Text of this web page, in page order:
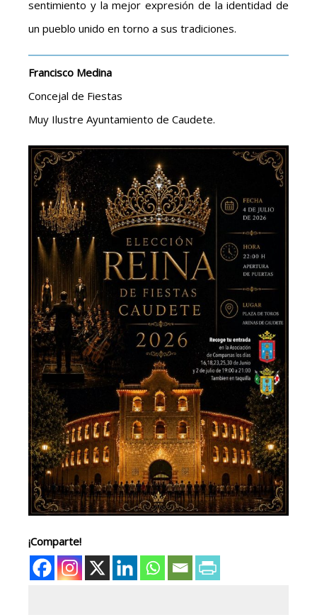
sentimiento y la mejor expresión de la identidad de
un pueblo unido en torno a sus tradiciones.
Francisco Medina
Concejal de Fiestas
Muy Ilustre Ayuntamiento de Caudete.
¡Comparte!